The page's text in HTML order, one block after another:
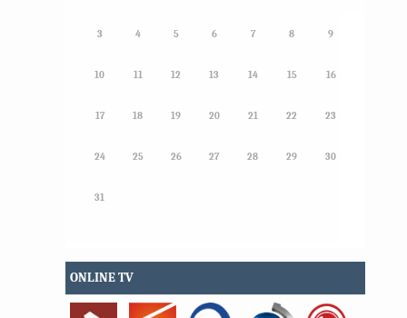
3 4 5 6 7 8 9
10 11 12 13 14 15 16
17 18 19 20 21 22 23
24 25 26 27 28 29 30
31
ONLINE TV